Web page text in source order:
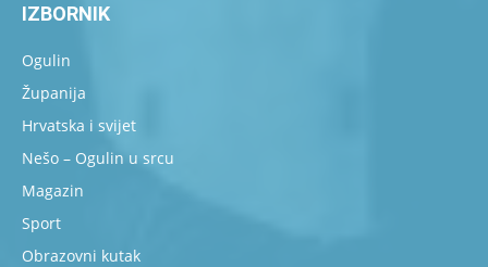
IZBORNIK
Ogulin
Županija
Hrvatska i svijet
Nešo – Ogulin u srcu
Magazin
Sport
Obrazovni kutak